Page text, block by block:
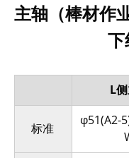
主轴（棒材作
L
标准